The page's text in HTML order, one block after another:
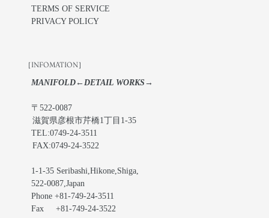
TERMS OF SERVICE
PRIVACY POLICY
［INFOMATION］
MANIFOLD←DETAIL WORKS→
〒522-0087
滋賀県彦根市芹橋1丁目1-35
TEL:0749-24-3511
FAX:0749-24-3522
1-1-35 Seribashi,Hikone,Shiga,
522-0087,Japan
Phone +81-749-24-3511
Fax +81-749-24-3522